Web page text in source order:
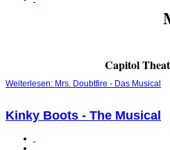
Capitol
Weiterlesen: Mrs. Doubtfire - Das Musical
Kinky Boots - The Musical